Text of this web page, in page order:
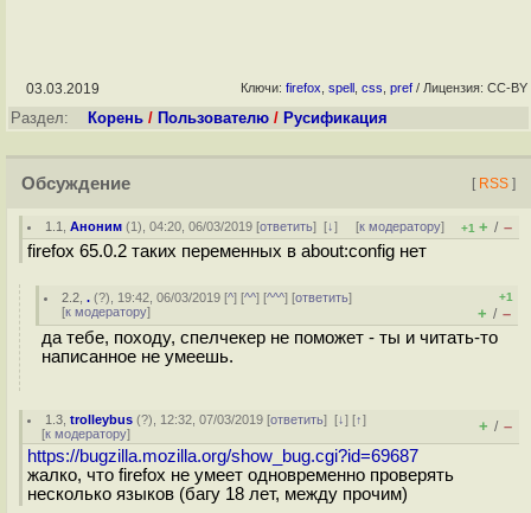
03.03.2019 Ключи: firefox spell css pref / Лицензия: CC-BY
Раздел: Корень / Пользователю / Русификация
Обсуждение [ RSS ]
1.1 ,Аноним (1), 04:20, 06/03/2019 [ответить][↓] [к модератору] +1 + / –
firefox 65.0.2 таких переменных в about:config нет
2.2 ,. (?), 19:42, 06/03/2019 [^] [^^] [^^^] [ответить]
[к модератору]
+1
+ / –
да тебе, походу, спелчекер не поможет - ты и читать-то
написанное не умеешь.
1.3 ,trolleybus (?), 12:32, 07/03/2019 [ответить][↓] [↑]
[к модератору] + / –
https://bugzilla.mozilla.org/show_bug.cgi?id=69687
жалко, что firefox не умеет одновременно проверять
несколько языков (багу 18 лет, между прочим)